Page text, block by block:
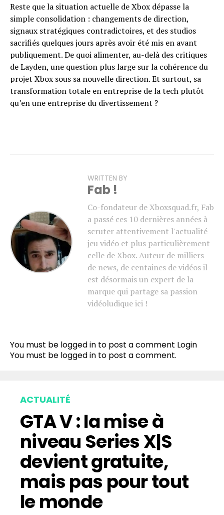
Reste que la situation actuelle de Xbox dépasse la
simple consolidation : changements de direction,
signaux stratégiques contradictoires, et des studios
sacrifiés quelques jours après avoir été mis en avant
publiquement. De quoi alimenter, au-delà des critiques
de Layden, une question plus large sur la cohérence du
projet Xbox sous sa nouvelle direction. Et surtout, sa
transformation totale en entreprise de la tech plutôt
qu’en une entreprise du divertissement ?
WRITTEN BY
Fab !
Co-fondateur de Xboxsquad.fr, Fab
a passé ces 10 dernières années à
scruter attentivement l'actualité
jeu vidéo et plus particulièrement
celle de Xbox. Auteur de milliers
de news, de centaines de vidéos il
est désormais un expert de la
marque qui partage sa passion
vidéoludique ici !
You must be logged in to post a comment Login
You must be logged in to post a comment.
ACTUALITÉ
GTA V : la mise à
niveau Series X|S
devient gratuite,
mais pas pour tout
le monde